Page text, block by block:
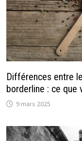
Différences entre
borderline : ce que
9 mars 2025